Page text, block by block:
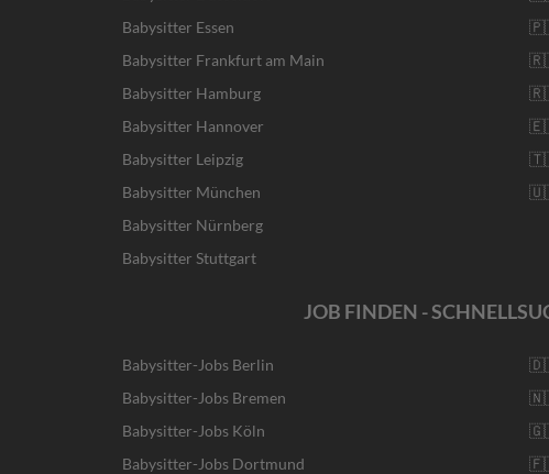
Babysitter Essen
Babysitter Frankfurt am Main
Babysitter Hamburg
Babysitter Hannover
Babysitter Leipzig
Babysitter München
Babysitter Nürnberg
Babysitter Stuttgart
JOB FINDEN -
Babysitter-Jobs Berlin
Babysitter-Jobs Bremen
Babysitter-Jobs Köln
Babysitter-Jobs Dortmund